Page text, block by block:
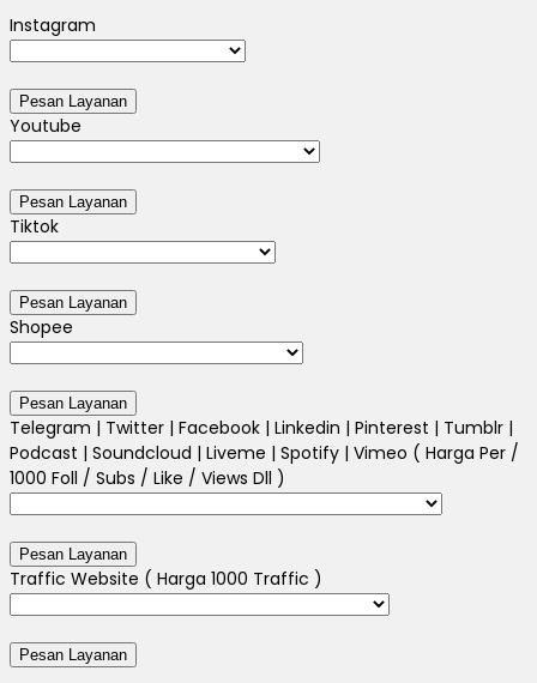
Instagram
Youtube
Tiktok
Shopee
Telegram | Twitter | Facebook | Linkedin | Pinterest | Tumblr |
Podcast | Soundcloud | Liveme | Spotify | Vimeo ( Harga Per /
1000 Foll / Subs / Like / Views Dll )
Traffic Website ( Harga 1000 Traffic )